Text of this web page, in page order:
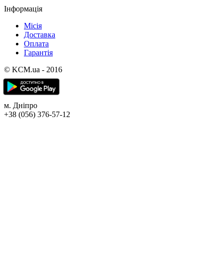
Інформація
Місія
Доставка
Оплата
Гарантія
© KCM.ua - 2016
м. Дніпро
+38 (056) 376-57-12